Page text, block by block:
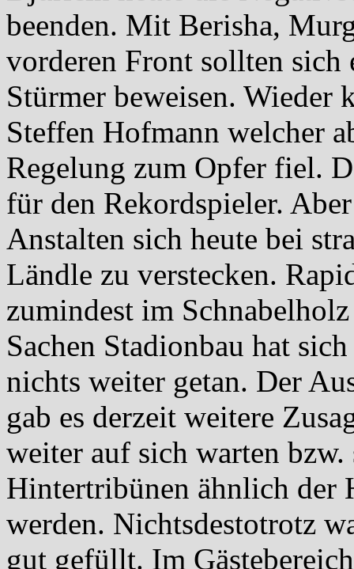
beenden. Mit Berisha,
vorderen Front sollten
Stürmer beweisen. Wieder
Steffen Hofmann welcher
Regelung zum Opfer fiel.
für den Rekordspieler.
Anstalten sich heute bei
Ländle zu verstecken.
zumindest im
Sachen Stadionbau hat
nichts weiter getan. Der
gab es derzeit weitere
weiter auf sich warten
Hintertribünen ähnlich der
werden. Nichtsdestotrotz
gut gefüllt. Im